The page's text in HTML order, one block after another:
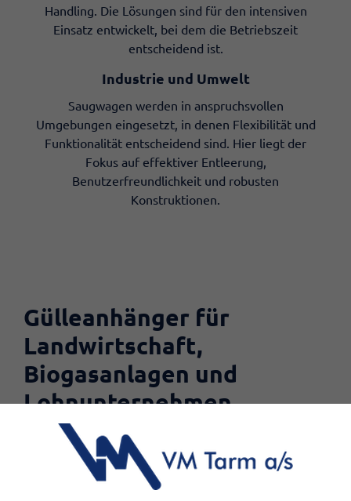
Handling. Die Lösungen sind für den intensiven
Einsatz entwickelt, bei dem die Betriebszeit
entscheidend ist.
Industrie und Umwelt
Saugwagen werden in anspruchsvollen
Umgebungen eingesetzt, in denen Flexibilität und
Funktionalität entscheidend sind. Hier liegt der
Fokus auf effektiver Entleerung,
Benutzerfreundlichkeit und robusten
Konstruktionen.
Gülleanhänger für
Landwirtschaft,
Biogasanlagen und
Lohnunternehmen
Gülletransport erfordert robuste Lösungen, die den
täglichen Betrieb unter wechselnden Bedingungen
standhalten können. Die Gülleanhänger von VM Tarm
sind für hohe Kapazität und effizientes Handling